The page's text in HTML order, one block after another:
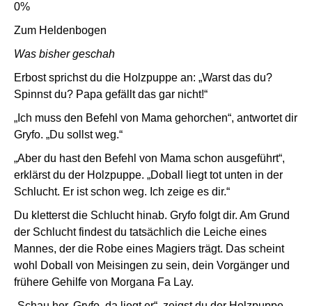
0%
Zum Heldenbogen
Was bisher geschah
Erbost sprichst du die Holzpuppe an: „Warst das du?
Spinnst du? Papa gefällt das gar nicht!“
„Ich muss den Befehl von Mama gehorchen“, antwortet dir
Gryfo. „Du sollst weg.“
„Aber du hast den Befehl von Mama schon ausgeführt“,
erklärst du der Holzpuppe. „Doball liegt tot unten in der
Schlucht. Er ist schon weg. Ich zeige es dir.“
Du kletterst die Schlucht hinab. Gryfo folgt dir. Am Grund
der Schlucht findest du tatsächlich die Leiche eines
Mannes, der die Robe eines Magiers trägt. Das scheint
wohl Doball von Meisingen zu sein, dein Vorgänger und
frühere Gehilfe von Morgana Fa Lay.